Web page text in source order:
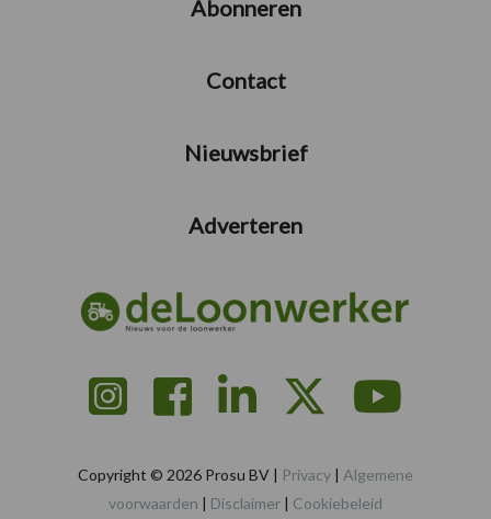
Abonneren
Contact
Nieuwsbrief
Adverteren
Copyright © 2026 Prosu BV | Privacy | Algemene
voorwaarden | Disclaimer | Cookiebeleid